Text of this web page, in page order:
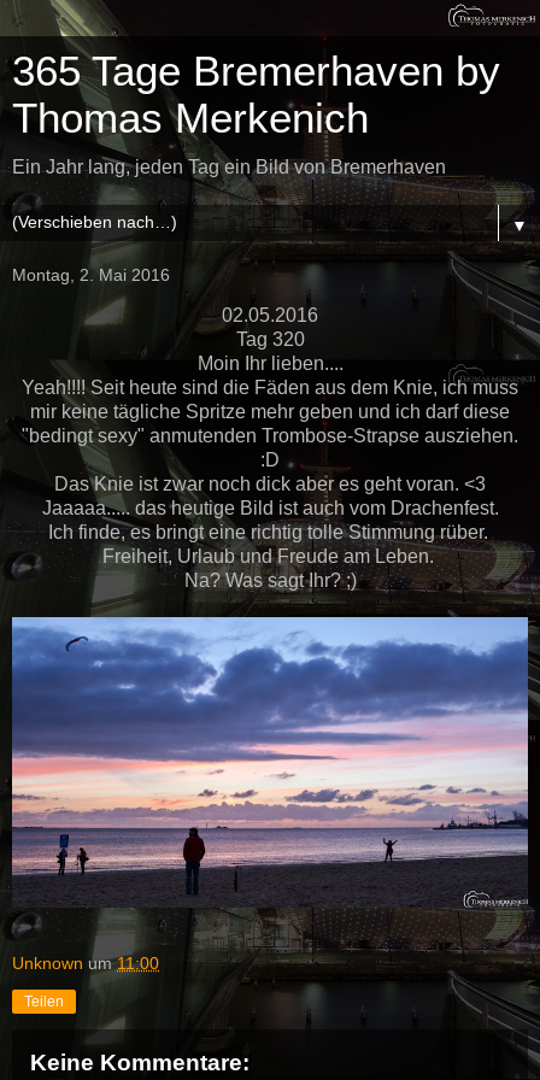
365 Tage Bremerhaven by
Thomas Merkenich
Ein Jahr lang, jeden Tag ein Bild von Bremerhaven
▼
Montag, 2. Mai 2016
02.05.2016
Tag 320
Moin Ihr lieben....
Yeah!!!! Seit heute sind die Fäden aus dem Knie, ich muss
mir keine tägliche Spritze mehr geben und ich darf diese
"bedingt sexy" anmutenden Trombose-Strapse ausziehen.
:D
Das Knie ist zwar noch dick aber es geht voran. <3
Jaaaaa..... das heutige Bild ist auch vom Drachenfest.
Ich finde, es bringt eine richtig tolle Stimmung rüber.
Freiheit, Urlaub und Freude am Leben.
Na? Was sagt Ihr? ;)
Unknown um11:00
Teilen
Keine Kommentare: